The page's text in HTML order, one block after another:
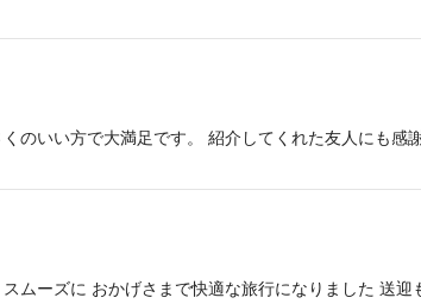
のいい方で大満足です。 紹介してくれた友人にも感
ムーズに おかげさまで快適な旅行になりました 送